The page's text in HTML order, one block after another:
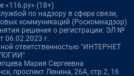
«116.ру» (18+)
по надзору в сфере связи,
коммуникаций (Роскомнадзор)
решения о регистрации: ЭЛ №
06.02.2023 г.
ответственностью "ИНТЕРНЕТ
Мария Сергеевна
проспект Ленина, 26А, стр.2, 16